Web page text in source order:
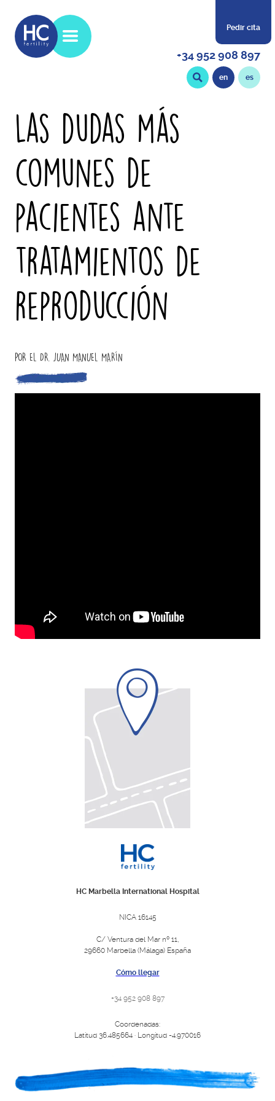
Pedir cita
+34 952 908 897
en es
Las dudas más
comunes de
pacientes ante
tratamientos de
reproducción
POR EL DR. JUAN MANUEL MARÍN
HC Marbella International Hospital
NICA 16145
C/ Ventura del Mar nº 11,
29660 Marbella (Málaga) España
Cómo llegar
+34 952 908 897
Coordenadas:
Latitud 36.485664 · Longitud -4.970016